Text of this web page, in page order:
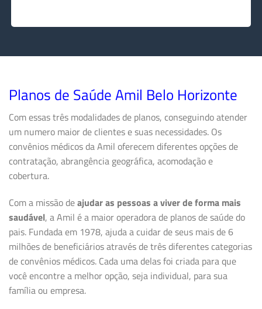
Planos de Saúde Amil Belo Horizonte
Com essas três modalidades de planos, conseguindo atender
um numero maior de clientes e suas necessidades. Os
convênios médicos da Amil oferecem diferentes opções de
contratação, abrangência geográfica, acomodação e
cobertura.
Com a missão deajudar as pessoas a viver de forma mais
saudável, a Amil é a maior operadora de planos de saúde do
pais. Fundada em 1978, ajuda a cuidar de seus mais de 6
milhões de beneficiários através de três diferentes categorias
de convênios médicos. Cada uma delas foi criada para que
você encontre a melhor opção, seja individual, para sua
família ou empresa.